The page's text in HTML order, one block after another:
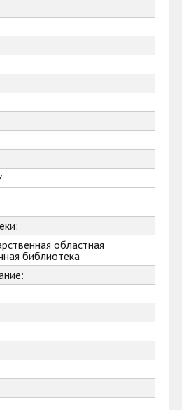
областная
библиотека